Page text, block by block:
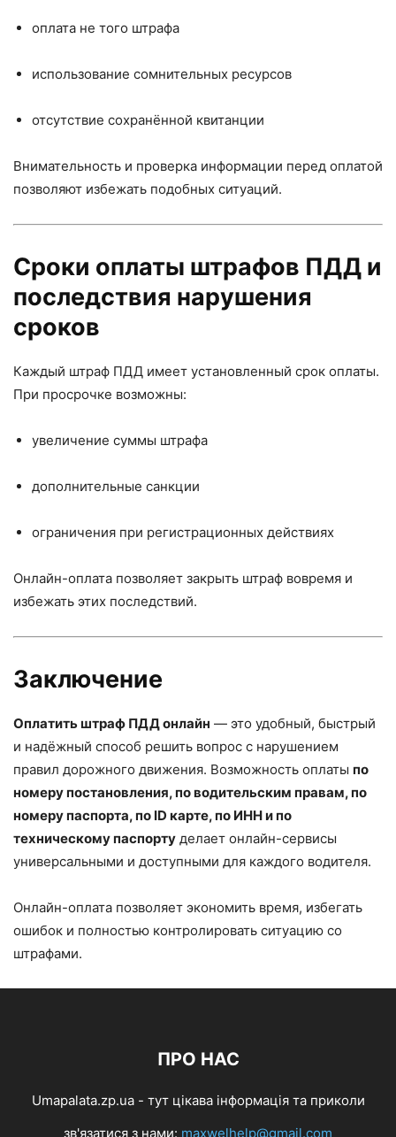
оплата не того штрафа
использование сомнительных ресурсов
отсутствие сохранённой квитанции
Внимательность и проверка информации перед оплатой
позволяют избежать подобных ситуаций.
Сроки оплаты штрафов ПДД и
последствия нарушения
сроков
Каждый штраф ПДД имеет установленный срок оплаты.
При просрочке возможны:
увеличение суммы штрафа
дополнительные санкции
ограничения при регистрационных действиях
Онлайн-оплата позволяет закрыть штраф вовремя и
избежать этих последствий.
Заключение
Оплатить штраф ПДД онлайн — это удобный, быстрый
и надёжный способ решить вопрос с нарушением
правил дорожного движения. Возможность оплаты по
номеру постановления, по водительским правам, по
номеру паспорта, по ID карте, по ИНН и по
техническому паспорту делает онлайн-сервисы
универсальными и доступными для каждого водителя.
Онлайн-оплата позволяет экономить время, избегать
ошибок и полностью контролировать ситуацию со
штрафами.
ПРО НАС
Umapalata.zp.ua - тут цікава інформація та приколи
зв'язатися з нами: maxwelhelp@gmail.com